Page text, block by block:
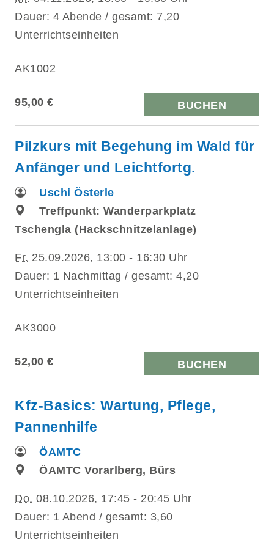
Dauer: 4 Abende / gesamt: 7,20
Unterrichtseinheiten
AK1002
95,00 € BUCHEN
Pilzkurs mit Begehung im Wald für
Anfänger und Leichtfortg.
Uschi Österle
Treffpunkt: Wanderparkplatz
Tschengla (Hackschnitzelanlage)
Fr. 25.09.2026, 13:00 - 16:30 Uhr
Dauer: 1 Nachmittag / gesamt: 4,20
Unterrichtseinheiten
AK3000
52,00 € BUCHEN
Kfz-Basics: Wartung, Pflege,
Pannenhilfe
ÖAMTC
ÖAMTC Vorarlberg, Bürs
Do. 08.10.2026, 17:45 - 20:45 Uhr
Dauer: 1 Abend / gesamt: 3,60
Unterrichtseinheiten